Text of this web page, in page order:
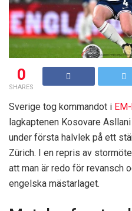
0
SHARES
Sverige tog kommandot i
lagkaptenen Kosovare
under första halvlek på ett
Zürich. I en repris av
att man är redo för revansch
engelska mästarlaget.